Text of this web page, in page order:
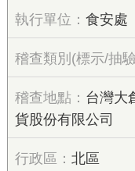
食安處
台灣大
貨股份有限公司
北區